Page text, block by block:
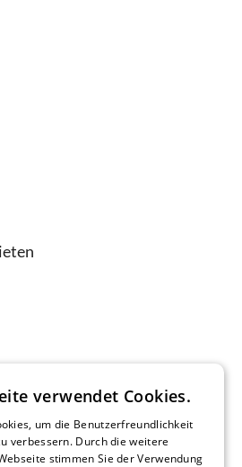
verwendet Cookies.
um die Benutzerfreundlichkeit
verbessern. Durch die weitere
stimmen Sie der Verwendung